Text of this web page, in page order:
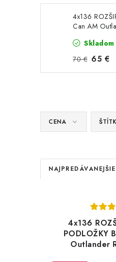
4x136
Can AM
Skladom
70 € 65 €
CENA
R
a
NAJPREDÁVANEJŠIE
4x136
PODLOŽKY
Outlander